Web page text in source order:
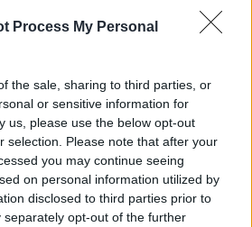
Process My Personal
the sale, sharing to third parties, or
or sensitive information for
us, please use the below opt-out
selection. Please note that after your
you may continue seeing
on personal information utilized by
disclosed to third parties prior to
separately opt-out of the further
os på Discover
morgen er der sket et uheld
mod Aalborg mellem
og afkørsel 27 Aalborg
Trafikinfo.